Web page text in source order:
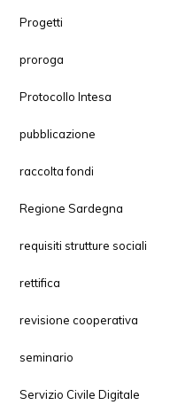
Progetti
proroga
Protocollo Intesa
pubblicazione
raccolta fondi
Regione Sardegna
requisiti strutture sociali
rettifica
revisione cooperativa
seminario
Servizio Civile Digitale